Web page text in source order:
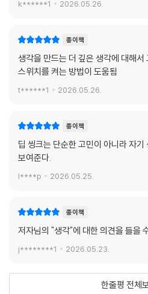
k******1 2026.05.26.
종이책
생각을 만드는 더 깊은 생각에 대해서
스위치를 켜는 방법이 도움됨
t******1 2026.05.26.
종이책
딥 씽크는 단순한 고민이 아니라 자
보여준다.
l****p 2026.05.25.
종이책
저자님의 "생각"에 대한 의견을 들을
j********1 2026.05.23.
한줄평 전체